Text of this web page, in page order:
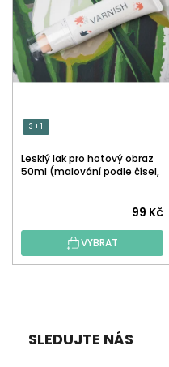
3 + 1
Lesklý lak pro hotový obraz
50ml (malování podle čísel,
hodnocení
produktu
je
hvězdiček.
99 Kč
VYBRAT
SLEDUJTE NÁS